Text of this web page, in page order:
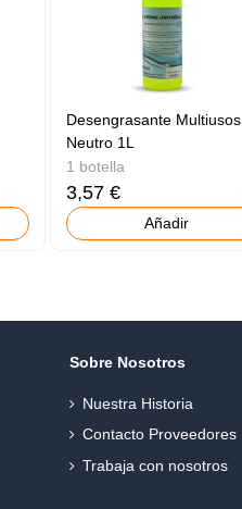
Desengrasante Multiusos
Neutro 1L
1 botella
3,57 €
Añadir
Sobre Nosotros
Nuestra Historia
Contacto Proveedores
Trabaja con nosotros